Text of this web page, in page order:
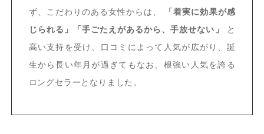
ず、こだわりのある女性からは、
「着実に効果が感
じられる」「手ごたえがあるから、手放せない」
と
高い支持を受け、口コミによって人気が広がり、誕
生から長い年月が過ぎてもなお、根強い人気を誇る
ロングセラーとなりました。